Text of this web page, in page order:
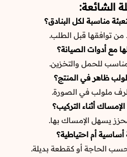
الشائعة:
مناسبة لكل البنادق؟
من توافقها قبل الطلب.
مع أدوات الصيانة؟
للحمل والتخزين.
ظاهر في المنتج؟
ملولب في الصورة.
أثناء التركيب؟
يسهل الإمساك بها.
أم احتياطية؟
الحاجة أو كقطعة بديلة.